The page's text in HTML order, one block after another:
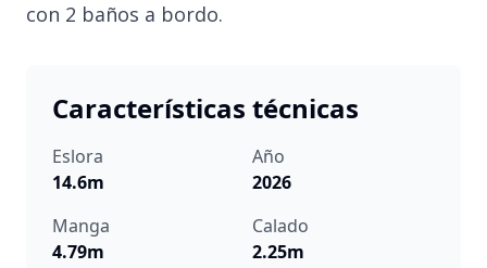
con 2 baños a bordo.
Características técnicas
Eslora
14.6m
Año
2026
Manga
4.79m
Calado
2.25m